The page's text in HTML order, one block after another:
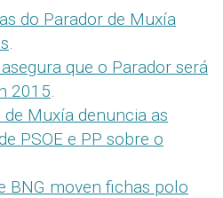
do Parador de Muxía
que o Parador será
2015
de Muxía denuncia as
PSOE e PP sobre o
BNG moven fichas polo